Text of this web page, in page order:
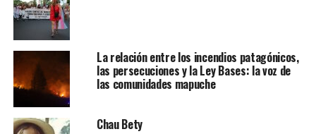
La relación entre los incendios patagónicos,
las persecuciones y la Ley Bases: la voz de
las comunidades mapuche
Chau Bety